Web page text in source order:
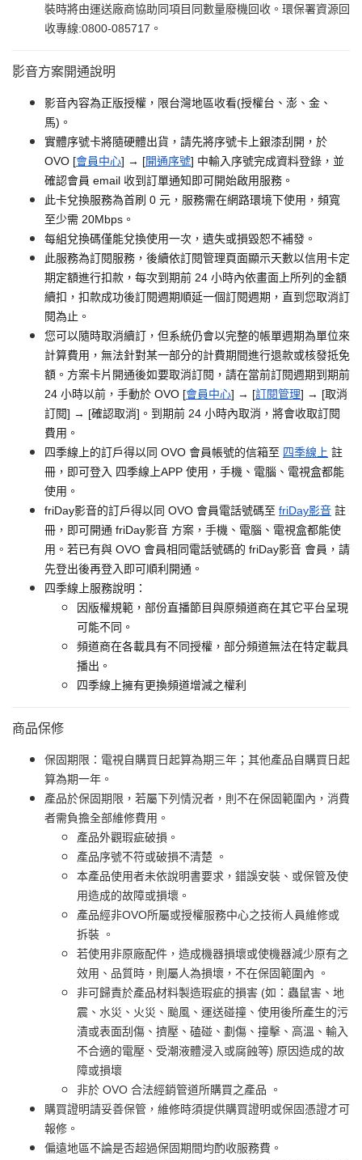
裝時將由運送廠商協助同項目同數量廢機回收。環保署資源回
收專線:0800-085717。
影音方案開通說明
影音內容為正版授權，限台灣地區收看(授權台、澎、金、
馬)。
實體序號卡將隨硬體出貨，請先將序號卡上銀漆刮開，於
OVO [會員中心] → [開通序號] 中輸入序號完成資料登錄，並
確認會員 email 收到訂單通知即可開始啟用服務。
此卡兌換服務為首刷 0 元，服務需在網路環境下使用，頻寬
至少需 20Mbps。
每組兌換碼僅能兌換使用一次，遺失或損毀恕不補發。
此服務為訂閱服務，後續依訂閱管理頁面顯示天數以信用卡定
期定額進行扣款，每次到期前 24 小時內依畫面上所列的金額
續扣，扣款成功後訂閱週期順延一個訂閱週期，直到您取消訂
閱為止。
您可以隨時取消續訂，但系統仍會以完整的帳單週期為單位來
計算費用，無法針對某一部分的計費期間進行退款或核發抵免
額。方案卡片開通後如要取消訂閱，請在當前訂閱週期到期前
24 小時以前，手動於 OVO [會員中心] → [訂閱管理] → [取消
訂閱] → [確認取消]。到期前 24 小時內取消，將會收取訂閱
費用。
四季線上的訂戶得以同 OVO 會員帳號的信箱至 四季線上 註
冊，即可登入 四季線上APP 使用，手機、電腦、電視盒都能
使用。
friDay影音的訂戶得以同 OVO 會員電話號碼至 friDay影音 註
冊，即可開通 friDay影音 方案，手機、電腦、電視盒都能使
用。若已有與 OVO 會員相同電話號碼的 friDay影音 會員，請
先登出後再登入即可順利開通。
四季線上服務說明：
因版權規範，部份直播節目與原頻道商在其它平台呈現
可能不同。
頻道商在各載具有不同授權，部分頻道無法在特定載具
播出。
四季線上擁有更換頻道增減之權利
商品保修
保固期限：電視自購買日起算為期三年；其他產品自購買日起
算為期一年。
產品於保固期限，若屬下列情況者，則不在保固範圍內，消費
者需負擔全部維修費用。
產品外觀瑕疵破損。
產品序號不符或破損不清楚 。
本產品使用者未依說明書要求，錯誤安裝、或保管及使
用造成的故障或損壞。
產品經非OVO所屬或授權服務中心之技術人員維修或
拆裝 。
若使用非原廠配件，造成機器損壞或使機器減少原有之
效用、品質時，則屬人為損壞，不在保固範圍內 。
非可歸責於產品材料製造瑕疵的損害 (如：蟲鼠害、地
震、水災、火災、颱風、運送碰撞、使用後所產生的污
漬或表面刮傷、擠壓、磕碰、劃傷、撞擊、高溫、輸入
不合適的電壓、受潮液體浸入或腐蝕等) 原因造成的故
障或損壞
非於 OVO 合法經銷管道所購買之產品 。
購買證明請妥善保管，維修時須提供購買證明或保固憑證才可
報修。
偏遠地區不論是否超過保固期間均酌收服務費。